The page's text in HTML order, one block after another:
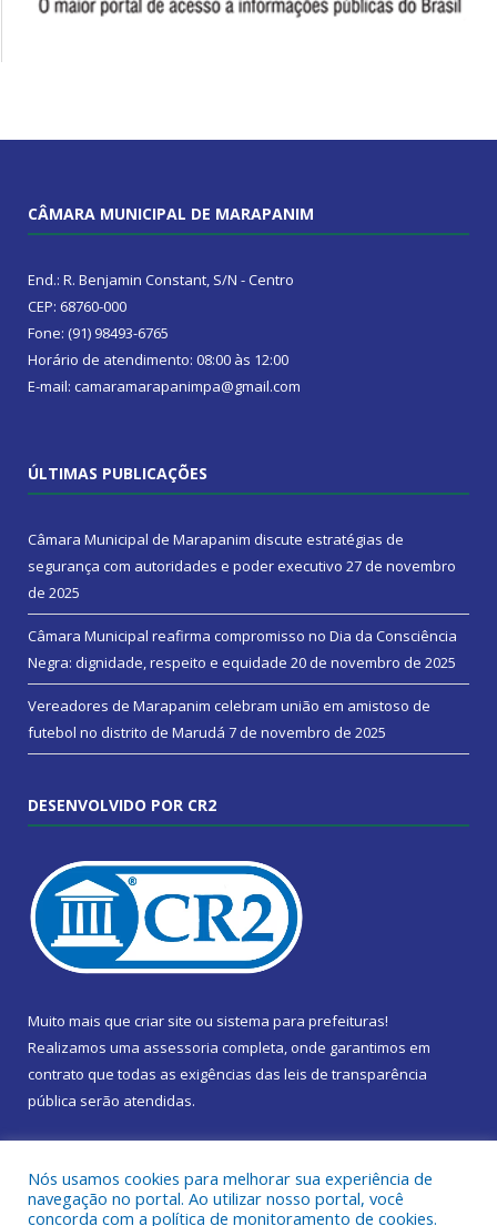
CÂMARA MUNICIPAL DE MARAPANIM
End.: R. Benjamin Constant, S/N - Centro
CEP: 68760-000
Fone: (91) 98493-6765
Horário de atendimento: 08:00 às 12:00
E-mail: camaramarapanimpa@gmail.com
ÚLTIMAS PUBLICAÇÕES
Câmara Municipal de Marapanim discute estratégias de
segurança com autoridades e poder executivo 27 de novembro
de 2025
Câmara Municipal reafirma compromisso no Dia da Consciência
Negra: dignidade, respeito e equidade 20 de novembro de 2025
Vereadores de Marapanim celebram união em amistoso de
futebol no distrito de Marudá 7 de novembro de 2025
DESENVOLVIDO POR CR2
Muito mais que criar site ou sistema para prefeituras!
Realizamos uma assessoria completa, onde garantimos em
contrato que todas as exigências das leis de transparência
pública serão atendidas.
Nós usamos cookies para melhorar sua experiência de
navegação no portal. Ao utilizar nosso portal, você
concorda com a política de monitoramento de cookies.